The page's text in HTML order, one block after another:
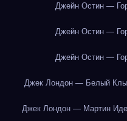
Джейн Остин —
Джейн Остин —
Джейн Остин —
Джек Лондон — Белый
Джек Лондон — Мартин